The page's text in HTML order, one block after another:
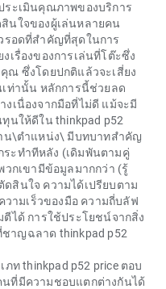
ระเมินคุณภาพของบริการ
นใจของผู้เล่นหลายคน
รอดที่สำคัญที่สุดในการ
งเรื่องของการเล่นที่โต๊ะซึ่ง
ณ ซึ่งโดยปกติแล้วจะเสี่ยง
เท่านั้น หลักการนี้ช่วยลด
งเนื่องจากมือที่ไม่ดี แม้จะมี
ทุนให้ดีใน thinkpad p52
น\ตำแหน่ง\ มีบทบาทสำคัญ
ระทำทีหลัง (เดิมพันตามคู่
วกเขามีข้อมูลมากกว่า (รู้
สินใจ ความได้เปรียบตาม
ามเร็วของมือ ความถี่บลัฟ
ตีได้ การใช้ประโยชน์จากสิ่ง
ชาญฉลาด thinkpad p52
ท thinkpad p52 price ตอบ
นที่มีความชอบแตกต่างกันได้